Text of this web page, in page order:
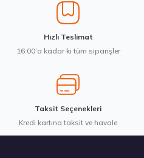
Ürün bilgilerinde hatalar bulunuyor.
Ürün fiyatı diğer sitelerden daha
Bu ürüne benzer farklı alternatifler
Hankook 205/65R16C 107/105T
Hızlı Teslimat
16:00’a kadar ki tüm siparişler
Taksit Seçenekleri
Kredi kartına taksit ve havale